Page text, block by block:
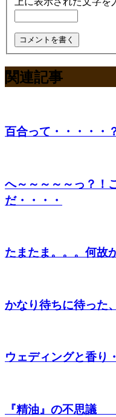
関連記事
百合って・・・・・
へ～～～～～っ？！
だ・・・・
たまたま。。。何故
かなり待ちに待った
ウェディングと香り
『精油』の不